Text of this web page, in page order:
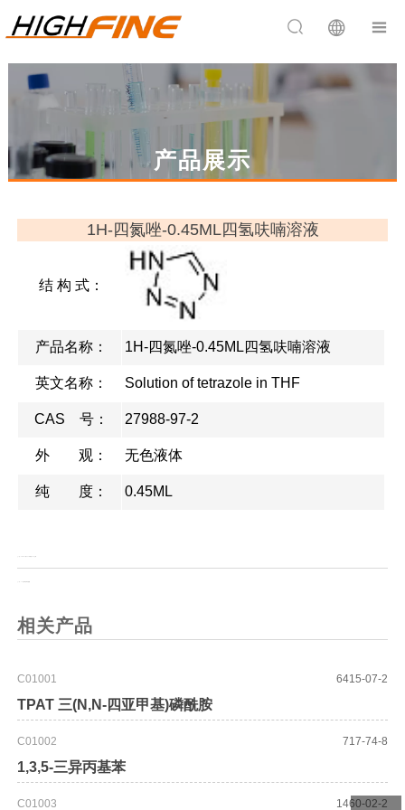
 
产品展示
1H-四氮唑-0.45ML四氢呋喃溶液
结 构 式：
产品名称： 1H-四氮唑-0.45ML四氢呋喃溶液
英文名称： Solution of tetrazole in THF
CAS 号： 27988-97-2
外 观： 无色液体
纯 度： 0.45ML
相关产品
C01001
TPAT 三(N,N-四亚甲基)磷酰胺
6415-07-2
C01002
1,3,5-三异丙基苯
717-74-8
C01003 1460-02-2